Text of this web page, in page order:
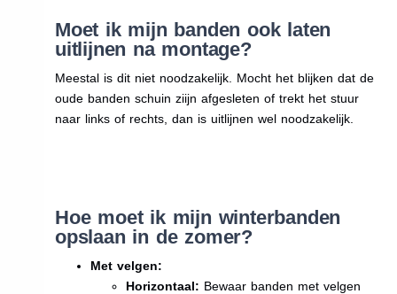
Moet ik mijn banden ook laten
uitlijnen na montage?
Meestal is dit niet noodzakelijk. Mocht het blijken dat de
oude banden schuin ziijn afgesleten of trekt het stuur
naar links of rechts, dan is uitlijnen wel noodzakelijk.
Hoe moet ik mijn winterbanden
opslaan in de zomer?
Met velgen:
Horizontaal: Bewaar banden met velgen